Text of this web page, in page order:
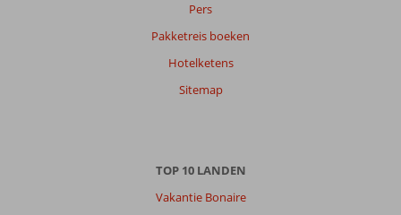
Pers
Pakketreis boeken
Hotelketens
Sitemap
TOP 10 LANDEN
Vakantie Bonaire